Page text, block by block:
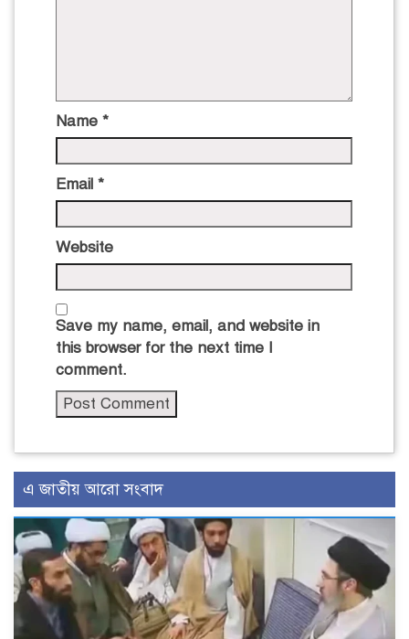
Name *
Email *
Website
Save my name, email, and website in
this browser for the next time I
comment.
এ জাতীয় আরো সংবাদ